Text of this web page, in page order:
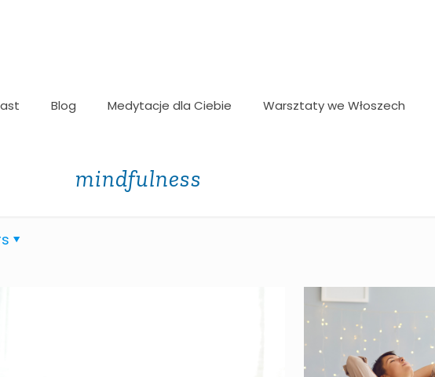
Blog Medytacje dla Ciebie Warsztaty we Włoszech
mindfulness